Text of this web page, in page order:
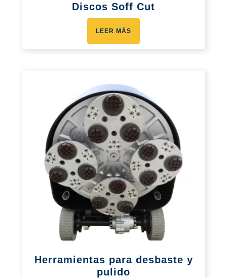
Discos Soff Cut
LEER MÁS
Herramientas para desbaste y
pulido